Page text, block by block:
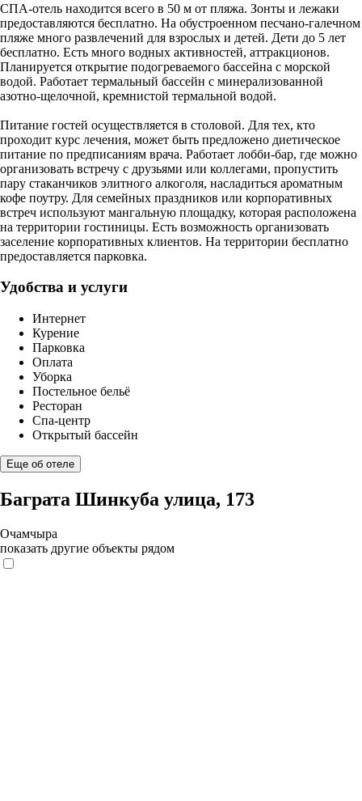
СПА-отель находится всего в 50 м от пляжа. Зонты и лежаки
предоставляются бесплатно. На обустроенном песчано-галечном
пляже много развлечений для взрослых и детей. Дети до 5 лет
бесплатно. Есть много водных активностей, аттракционов.
Планируется открытие подогреваемого бассейна с морской
водой. Работает термальный бассейн с минерализованной
азотно-щелочной, кремнистой термальной водой.
Питание гостей осуществляется в столовой. Для тех, кто
проходит курс лечения, может быть предложено диетическое
питание по предписаниям врача. Работает лобби-бар, где можно
организовать встречу с друзьями или коллегами, пропустить
пару стаканчиков элитного алкоголя, насладиться ароматным
кофе поутру. Для семейных праздников или корпоративных
встреч используют мангальную площадку, которая расположена
на территории гостиницы. Есть возможность организовать
заселение корпоративных клиентов. На территории бесплатно
предоставляется парковка.
Удобства и услуги
Интернет
Курение
Парковка
Оплата
Уборка
Постельное бельё
Ресторан
Спа-центр
Открытый бассейн
Еще об отеле
Баграта Шинкуба улица, 173
Очамчыра
показать другие объекты рядом